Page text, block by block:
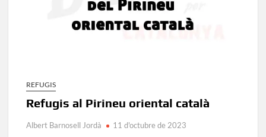
REFUGIS
Refugis al Pirineu oriental català
Albert Barnosell Jordà 11 d'octubre de 2023